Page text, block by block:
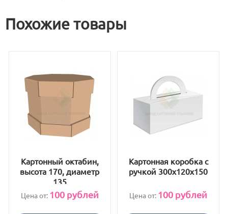
Похожие товары
Картонный октабин,
высота 170, диаметр
135
Цена от: 100рублей
Картонная коробка с
ручкой 300х120х150
Цена от: 100 рублей